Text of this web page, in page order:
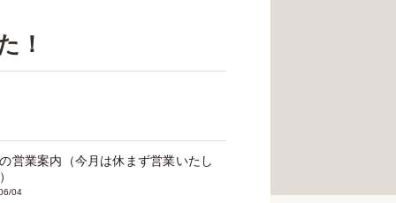
！
営業案内（今月は休まず営業いたし
04